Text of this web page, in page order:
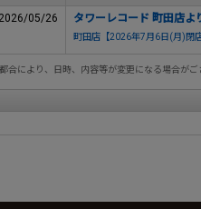
2026/05/26
タワーレコード 町田店よ
町田店【2026年7月6日(月)閉店
合により、日時、内容等が変更になる場合がご